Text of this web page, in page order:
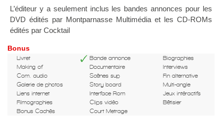
L’éditeur y a seulement inclus les bandes annonces pour les
DVD édités par Montparnasse Multimédia et les CD-ROMs
édités par Cocktail
Bonus
Livret Bande annonce
Biographies
Making of
Documentaire
Interviews
Com. audio
Scènes sup
Fin alternative
Galerie de photos
Story board
Multi-angle
Liens internet
Interface Rom
Jeux intéractifs
Filmographies
Clips vidéo
Bêtisier
Bonus Cachés
Court Metrage